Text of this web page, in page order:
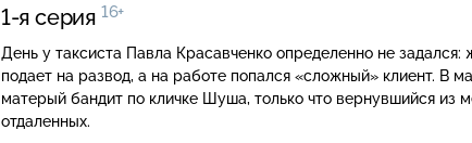
1-я серия 16+
День у таксиста Павла Красавченко определенно не задался:
подает на развод, а на работе попался «сложный» клиент. В
матерый бандит по кличке Шуша, только что вернувшийся из
отдаленных.